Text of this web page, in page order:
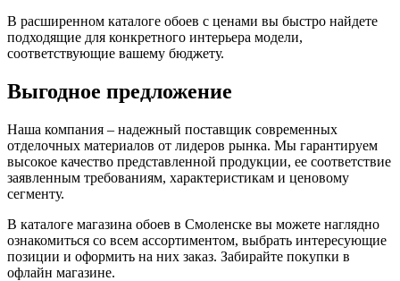
В расширенном каталоге обоев с ценами вы быстро найдете
подходящие для конкретного интерьера модели,
соответствующие вашему бюджету.
Выгодное предложение
Наша компания – надежный поставщик современных
отделочных материалов от лидеров рынка. Мы гарантируем
высокое качество представленной продукции, ее соответствие
заявленным требованиям, характеристикам и ценовому
сегменту.
В каталоге магазина обоев в Смоленске вы можете наглядно
ознакомиться со всем ассортиментом, выбрать интересующие
позиции и оформить на них заказ. Забирайте покупки в
офлайн магазине.